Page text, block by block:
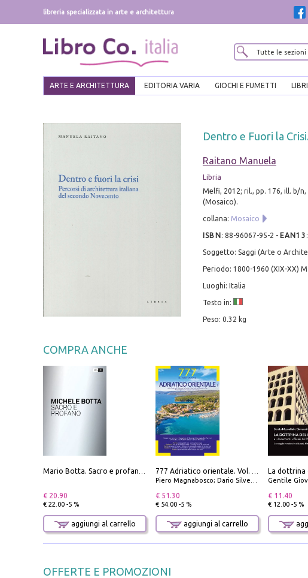
libreria specializzata in arte e architettura
ARTE E ARCHITETTURA EDITORIA VARIA GIOCHI E FUMETTI
Dentro e Fuori la
Raitano Manuela
Libria
Melfi, 2012; ril., pp. 176, ill. b/n,
(Mosaico).
collana: Mosaico
ISBN : 88-96067-95-2 - EAN13 :
Soggetto: Saggi (Arte o
Periodo: 1800-1960 (XIX-XX)
Luoghi: Italia
Testo in:
Peso: 0.32 kg
COMPRA ANCHE
€ 20.90
€ 22.00 -5 %
aggiungi al carrello
Piero Magnabosco; Dario Silvestro; Marco Sbrizzi
€ 51.30
€ 54.00 -5 %
aggiungi al carrello
Gentile
€ 11.40
€ 12.00 -5 %
OFFERTE E PROMOZIONI